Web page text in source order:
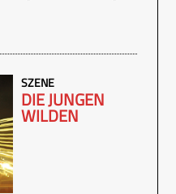
SZENE
DIE JUNGEN
WILDEN